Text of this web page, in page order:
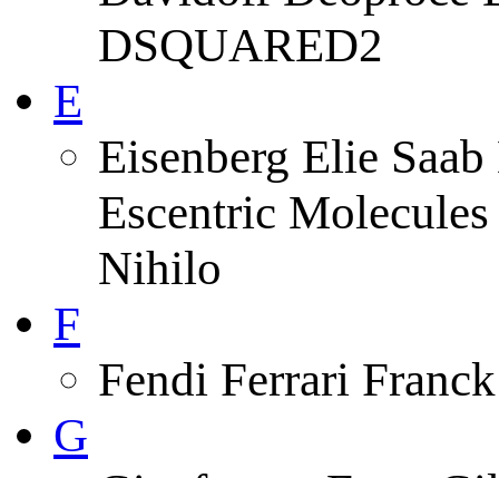
DSQUARED2
E
Eisenberg Elie
Escentric
Nihilo
F
Fendi Ferrari
G